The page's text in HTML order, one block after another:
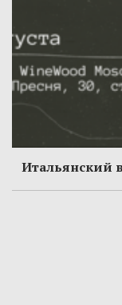
Итальянский